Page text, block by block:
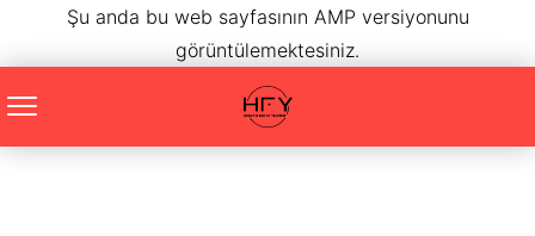
Şu anda bu web sayfasının AMP versiyonunu
görüntülemektesiniz.